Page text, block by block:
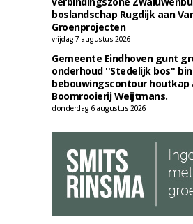
boslandschap Rugdijk aan
Groenprojecten
vrijdag 7 augustus 2026
Gemeente Eindhoven gunt
onderhoud ''Stedelijk bos''
bebouwingscontour houtkap
Boomrooierij Weijtmans.
donderdag 6 augustus 2026